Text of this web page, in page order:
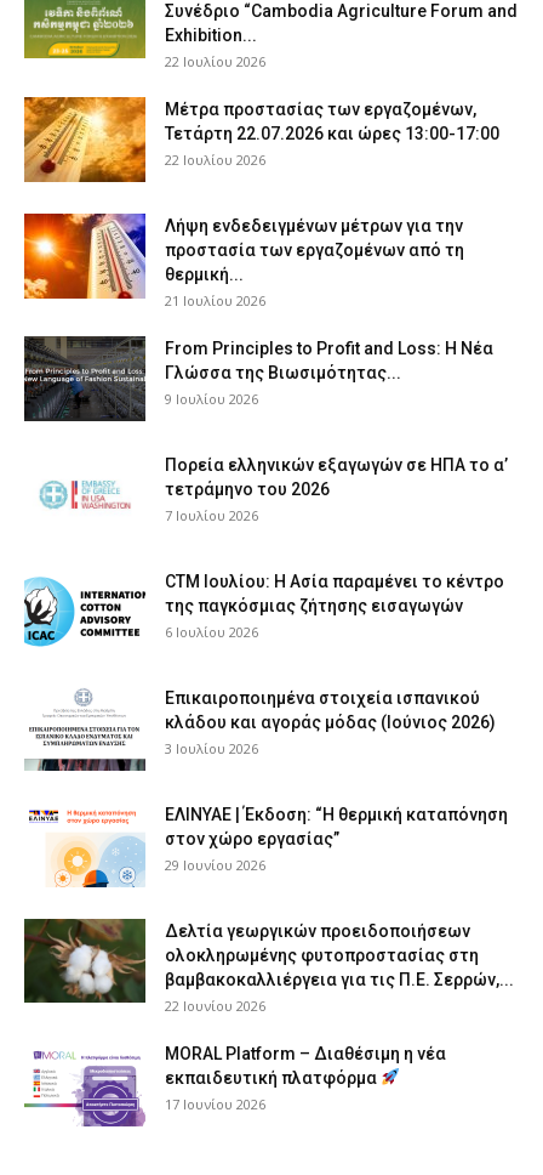
βαμβάκι.
Συνέδριο “Cambodia Agriculture Forum and
Exhibition...
22 Ιουλίου 2026
Μέτρα προστασίας των εργαζομένων,
Τετάρτη 22.07.2026 και ώρες 13:00-17:00
22 Ιουλίου 2026
Λήψη ενδεδειγμένων μέτρων για την
προστασία των εργαζομένων από τη
θερμική...
21 Ιουλίου 2026
From Principles to Profit and Loss: Η Νέα
Γλώσσα της Βιωσιμότητας...
9 Ιουλίου 2026
Πορεία ελληνικών εξαγωγών σε ΗΠΑ το α’
τετράμηνο του 2026
7 Ιουλίου 2026
CTM Ιουλίου: Η Ασία παραμένει το κέντρο
της παγκόσμιας ζήτησης εισαγωγών
6 Ιουλίου 2026
Επικαιροποιημένα στοιχεία ισπανικού
κλάδου και αγοράς μόδας (Ιούνιος 2026)
3 Ιουλίου 2026
ΕΛΙΝΥΑΕ | Έκδοση: “Η θερμική καταπόνηση
στον χώρο εργασίας”
29 Ιουνίου 2026
Δελτία γεωργικών προειδοποιήσεων
ολοκληρωμένης φυτοπροστασίας στη
βαμβακοκαλλιέργεια για τις Π.Ε. Σερρών,...
22 Ιουνίου 2026
MORAL Platform – Διαθέσιμη η νέα
εκπαιδευτική πλατφόρμα
17 Ιουνίου 2026